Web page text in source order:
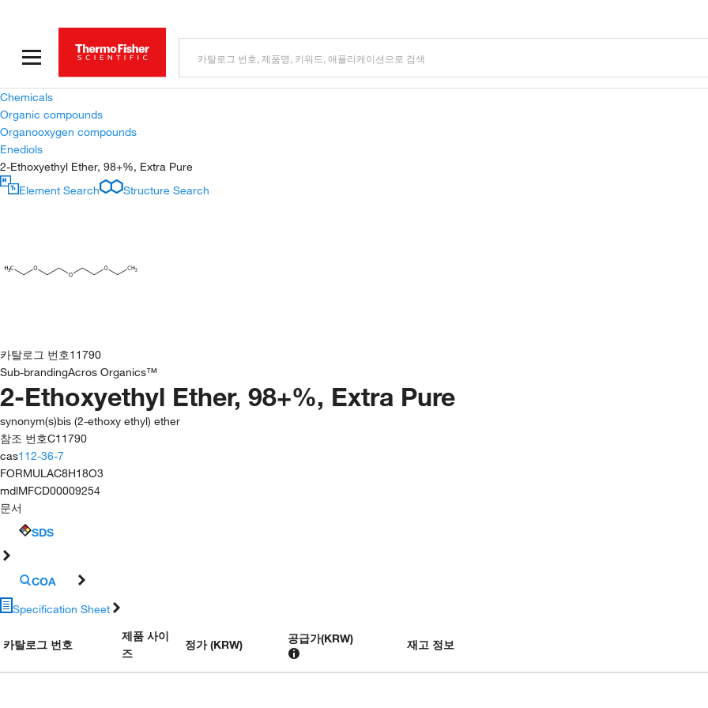
Chemicals
Organic compounds
Organooxygen compounds
Enediols
2-Ethoxyethyl Ether, 98+%, Extra Pure
Element Search
Structure Search
카탈로그 번호11790
Sub-brandingAcros Organics™
2-Ethoxyethyl Ether, 98+%, Extra Pure
synonym(s)bis (2-ethoxy ethyl) ether
참조 번호C11790
cas112-36-7
FORMULAC8H18O3
mdlMFCD00009254
문서
SDS
COA
Specification Sheet
카탈로그 번호
제품 사이
즈
정가 (KRW) 공급가(KRW) 재고 정보